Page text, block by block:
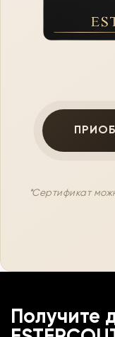
*Сертификат
Получите